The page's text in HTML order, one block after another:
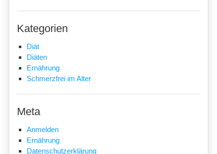
Kategorien
Diät
Diäten
Ernährung
Schmerzfrei im Alter
Meta
Anmelden
Ernährung
Datenschutzerklärung